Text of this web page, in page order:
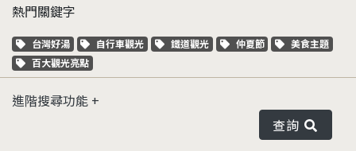
熱門關鍵字
關鍵字標籤
台灣好湯 關鍵字標籤
自行車觀光 關鍵字標籤
鐵道觀光 關鍵字標籤
仲夏節 關鍵字標籤
美食主題
關鍵字標籤
百大觀光亮點
進階搜尋功能
查詢